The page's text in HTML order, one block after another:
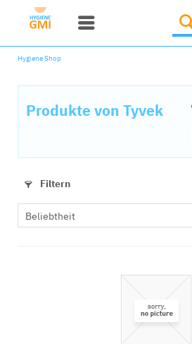
Hygiene Shop
Produkte von Tyvek
Filtern